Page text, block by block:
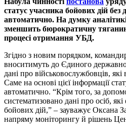
статус учасника бойових дій без
автоматично. На думку
зменшить бюрократичну
процесі отримання УБД.
Згідно з новим порядком,
вноситимуть до Єдиного
дані про військовослужбовців,
Саме на основі цієї інформації
автоматично. “Крім того, за
систематизовано дані про осіб,
бойових дій,” – зауважує Оксана
напряму моніторингу й рішень